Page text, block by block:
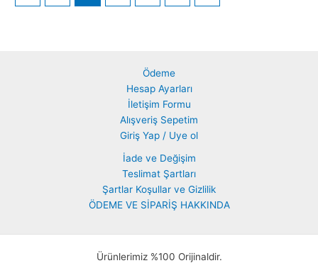
Ödeme
Hesap Ayarları
İletişim Formu
Alışveriş Sepetim
Giriş Yap / Uye ol
İade ve Değişim
Teslimat Şartları
Şartlar Koşullar ve Gizlilik
ÖDEME VE SİPARİŞ HAKKINDA
Ürünlerimiz %100 Orijinaldir.